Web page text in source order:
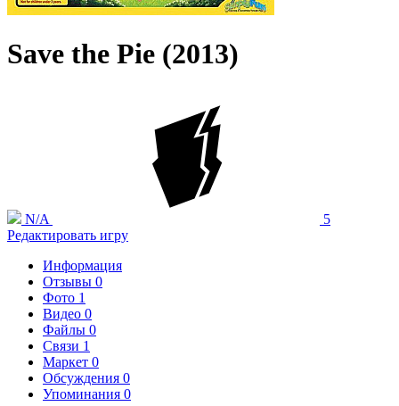
Save the Pie (2013)
N/A
5
Редактировать игру
Информация
Отзывы 0
Фото 1
Видео 0
Файлы 0
Связи 1
Маркет 0
Обсуждения 0
Упоминания 0